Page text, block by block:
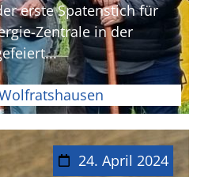
erste Spatenstich für
Zentrale in der
24. April 2024